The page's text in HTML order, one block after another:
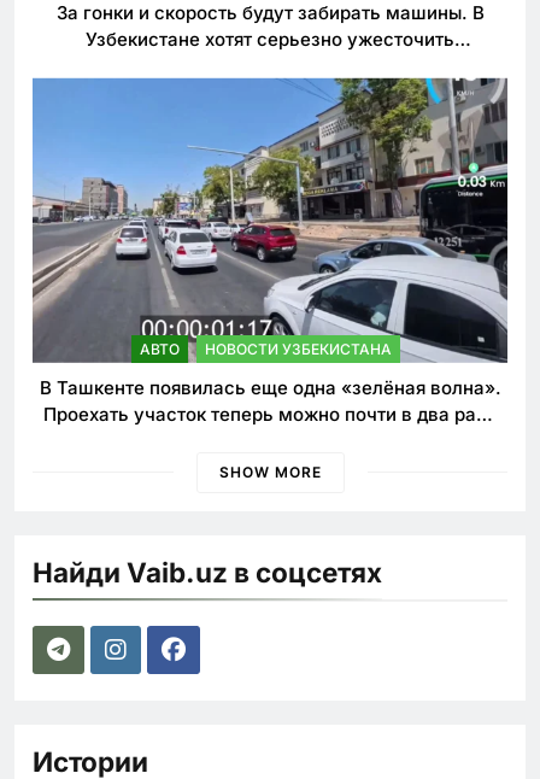
За гонки и скорость будут забирать машины. В
Узбекистане хотят серьезно ужесточить
АВТО НОВОСТИ УЗБЕКИСТАНА
В Ташкенте появилась еще одна «зелёная волна».
Проехать участок теперь можно почти в два раза
SHOW MORE
Найди Vaib.uz в соцсетях
Истории